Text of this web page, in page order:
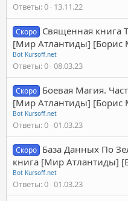
Ответы 0 13.11.22
Скоро Священная книга
[Мир Атлантиды] [Борис
Bot Kursoff.net
Ответы 0 08.03.23
Скоро Боевая Магия.
[Мир Атлантиды] [Борис
Bot Kursoff.net
Ответы 0 01.03.23
Скоро База Данных По
книга [Мир Атлантиды]
Bot Kursoff.net
Ответы 0 01.03.23